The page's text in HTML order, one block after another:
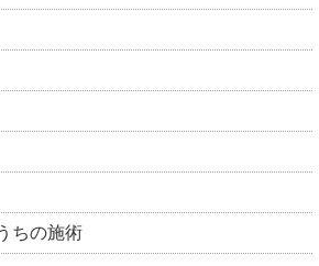
ちの施術